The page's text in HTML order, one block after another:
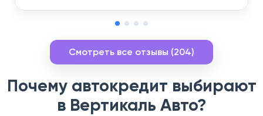
Смотреть все отзывы (204)
Почему автокредит выбирают
в Вертикаль Авто?